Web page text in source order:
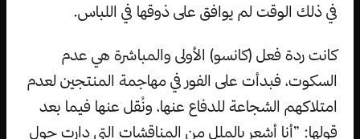
في ذلك الوقت لم يوافق على ذوقها في اللباس.
كانت ردة فعل (كانسو) الأولى والمباشرة هي عدم
السكوت، فبدأت على الفور في مهاجمة المنتجين لعدم
امتلاكهم الشجاعة للدفاع عنها، ونُقل عنها فيما بعد
قولها: ”أنا أشعر بالملل من المناقشات التي دارت حول